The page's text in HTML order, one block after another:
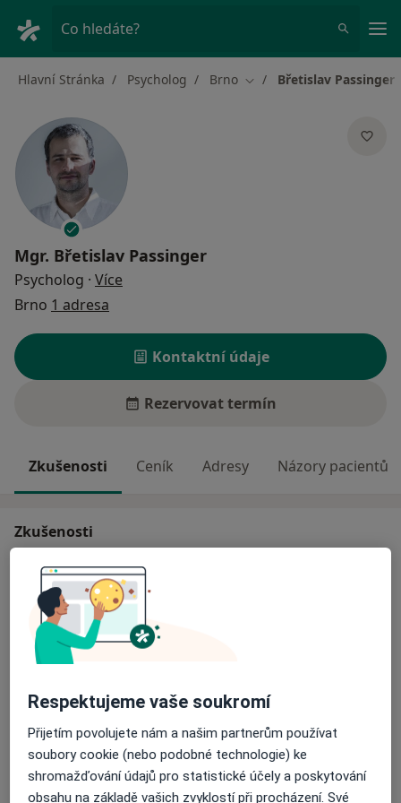
Co hledáte?
Hlavní Stránka Psycholog Brno Změna města
Břetislav Passinger
Mgr. Břetislav Passinger
Psycholog · Více
Brno 1 adresa
Kontaktní údaje
Rezervovat termín
Zkušenosti Ceník Adresy Názory pacientů
Zkušenosti
Pomáhám jednotlivcům a párům v obtížných životních
situacích
Nabízím psychologické poradenství v anglickém jazyce
pro rodilé i nerodilé mluvčí.
- Vztahové problémy – v rodině, manželství,
partnerství, přátelství, pracovních vztazích…
- Problémy při orientaci v životě (kdo jsem, co chci, jak
toho mohu dosáhnout)
- Zvládání stresu, traumat, náročných životních situací
(rozvod, úmrtí, nemoc, změna zaměstnání…)
- Poruchy nálady, úzkosti, deprese
VíceO mně
Odborník na:
Psychoterapie
Respektujeme vaše soukromí
Přijetím povolujete nám a našim partnerům používat
soubory cookie (nebo podobné technologie) ke
shromažďování údajů pro statistické účely a poskytování
obsahu na základě vašich zvyklostí při procházení. Své